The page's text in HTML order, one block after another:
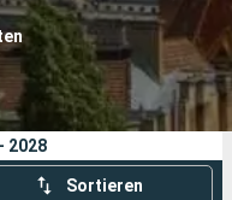
Reedereien
2028
Sortieren